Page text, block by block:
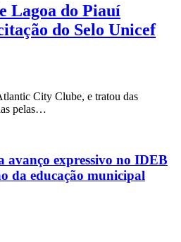
Lagoa do Piauí
do Selo Unicef
City Clube, e tratou das
pelas…
avanço expressivo no IDEB
da educação municipal